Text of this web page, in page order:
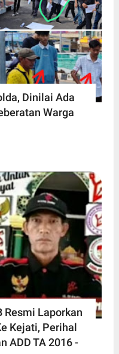
Dinilai Ada
Warga
Resmi Laporkan
Kejati, Perihal
ADD TA 2016 -